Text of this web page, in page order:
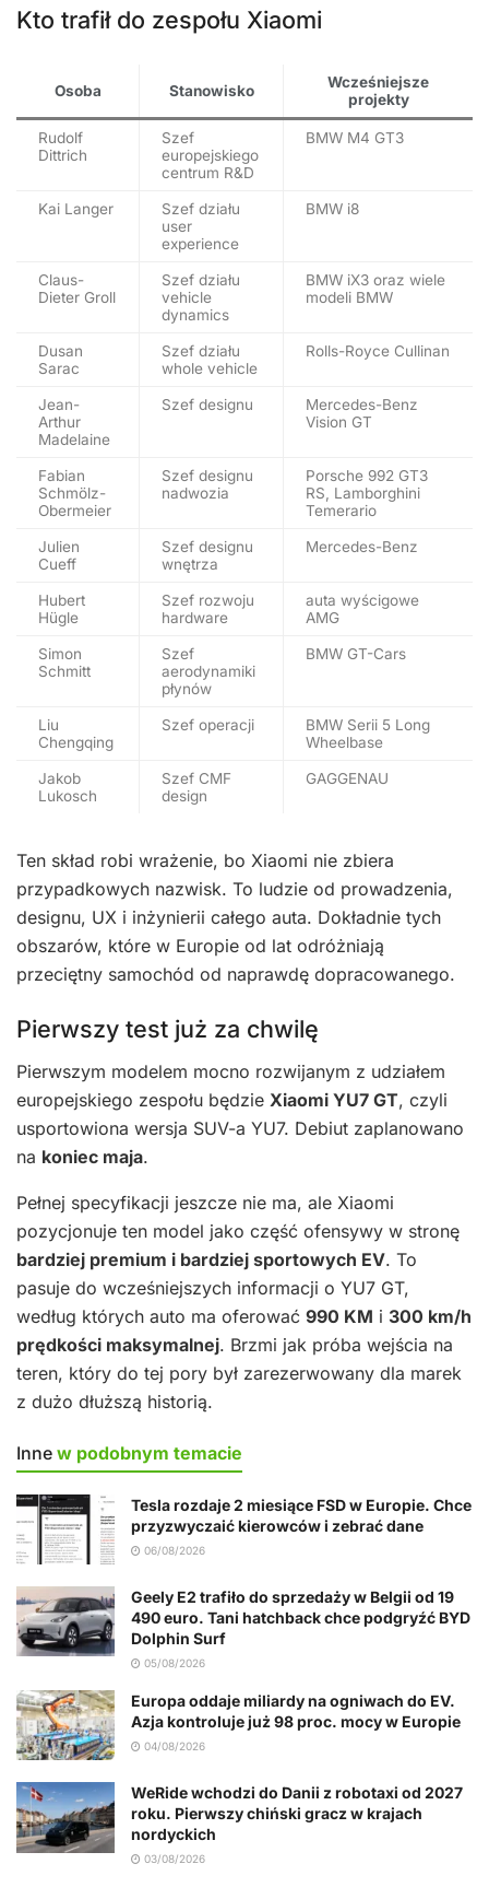
Kto trafił do zespołu Xiaomi
Osoba Stanowisko
Wcześniejsze
projekty
Rudolf
Dittrich
Szef
europejskiego
centrum R&D
BMW M4 GT3
Kai Langer
Szef działu
user
experience
BMW i8
Claus-
Dieter Groll
Szef działu
vehicle
dynamics
BMW iX3 oraz wiele
modeli BMW
Dusan
Sarac
Szef działu
whole vehicle
Rolls-Royce Cullinan
Jean-
Arthur
Madelaine
Szef designu
Mercedes-Benz
Vision GT
Fabian
Schmölz-
Obermeier
Szef designu
nadwozia
Porsche 992 GT3
RS, Lamborghini
Temerario
Julien
Cueff
Szef designu
wnętrza
Mercedes-Benz
Hubert
Hügle
Szef rozwoju
hardware
auta wyścigowe
AMG
Simon
Schmitt
Szef
aerodynamiki
płynów
BMW GT-Cars
Liu
Chengqing
Szef operacji
BMW Serii 5 Long
Wheelbase
Jakob
Lukosch
Szef CMF
design
GAGGENAU
Ten skład robi wrażenie, bo Xiaomi nie zbiera
przypadkowych nazwisk. To ludzie od prowadzenia,
designu, UX i inżynierii całego auta. Dokładnie tych
obszarów, które w Europie od lat odróżniają
przeciętny samochód od naprawdę dopracowanego.
Pierwszy test już za chwilę
Pierwszym modelem mocno rozwijanym z udziałem
europejskiego zespołu będzie Xiaomi YU7 GT, czyli
usportowiona wersja SUV-a YU7. Debiut zaplanowano
na koniec maja.
Pełnej specyfikacji jeszcze nie ma, ale Xiaomi
pozycjonuje ten model jako część ofensywy w stronę
bardziej premium i bardziej sportowych EV. To
pasuje do wcześniejszych informacji o YU7 GT,
według których auto ma oferować 990 KM i 300 km/h
prędkości maksymalnej. Brzmi jak próba wejścia na
teren, który do tej pory był zarezerwowany dla marek
z dużo dłuższą historią.
Inne w podobnym temacie
Tesla rozdaje 2 miesiące FSD w Europie. Chce
przyzwyczaić kierowców i zebrać dane
06/08/2026
Geely E2 trafiło do sprzedaży w Belgii od 19
490 euro. Tani hatchback chce podgryźć BYD
Dolphin Surf
05/08/2026
Europa oddaje miliardy na ogniwach do EV.
Azja kontroluje już 98 proc. mocy w Europie
04/08/2026
WeRide wchodzi do Danii z robotaxi od 2027
roku. Pierwszy chiński gracz w krajach
nordyckich
03/08/2026